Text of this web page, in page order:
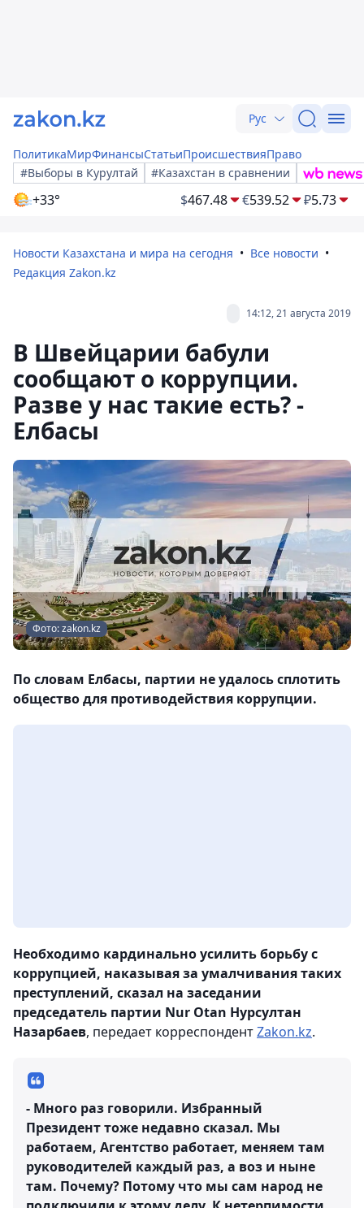
Рус
ПолитикаМирФинансыСтатьиПроисшествияПраво
#Выборы в Курултай
#Казахстан в сравнении
+33° $467.48 €539.52 ₽5.73
Новости Казахстана и мира на сегодня
Все новости
Редакция Zakon.kz
14:12, 21 августа 2019
В Швейцарии бабули
сообщают о коррупции.
Разве у нас такие есть? -
Елбасы
Фото: zakon.kz
По словам Елбасы, партии не удалось сплотить
общество для противодействия коррупции.
Необходимо кардинально усилить борьбу с
коррупцией, наказывая за умалчивания таких
преступлений, сказал на заседании
председатель партии Nur Otan Нурсултан
Назарбаев, передает корреспондентZakon.kz.
- Много раз говорили. Избранный
Президент тоже недавно сказал. Мы
работаем, Агентство работает, меняем там
руководителей каждый раз, а воз и ныне
там. Почему? Потому что мы сам народ не